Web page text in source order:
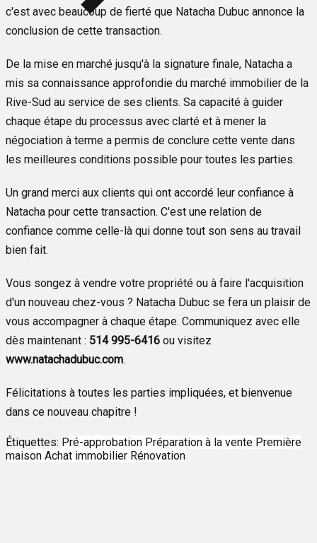
c'est avec beaucoup de fierté que Natacha Dubuc annonce la
conclusion de cette transaction.
De la mise en marché jusqu'à la signature finale, Natacha a
mis sa connaissance approfondie du marché immobilier de la
Rive-Sud au service de ses clients. Sa capacité à guider
chaque étape du processus avec clarté et à mener la
négociation à terme a permis de conclure cette vente dans
les meilleures conditions possible pour toutes les parties.
Un grand merci aux clients qui ont accordé leur confiance à
Natacha pour cette transaction. C'est une relation de
confiance comme celle-là qui donne tout son sens au travail
bien fait.
Vous songez à vendre votre propriété ou à faire l'acquisition
d'un nouveau chez-vous ? Natacha Dubuc se fera un plaisir de
vous accompagner à chaque étape. Communiquez avec elle
dès maintenant : 514 995-6416 ou visitez
www.natachadubuc.com.
Félicitations à toutes les parties impliquées, et bienvenue
dans ce nouveau chapitre !
Étiquettes: Pré-approbation Préparation à la vente Première
maison Achat immobilier Rénovation